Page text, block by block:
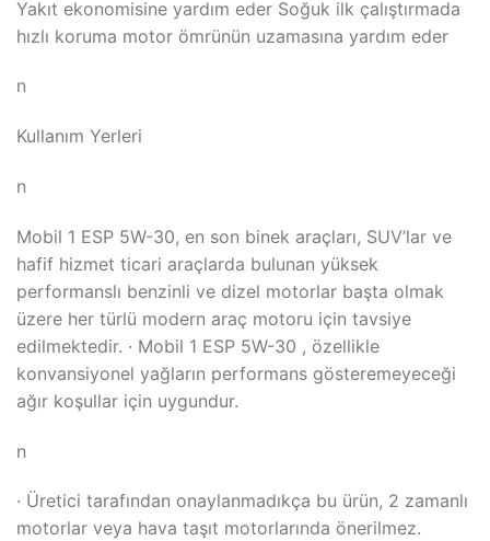
Yakıt ekonomisine yardım eder Soğuk ilk çalıştırmada
hızlı koruma motor ömrünün uzamasına yardım eder
n
Kullanım Yerleri
n
Mobil 1 ESP 5W-30, en son binek araçları, SUV’lar ve
hafif hizmet ticari araçlarda bulunan yüksek
performanslı benzinli ve dizel motorlar başta olmak
üzere her türlü modern araç motoru için tavsiye
edilmektedir. · Mobil 1 ESP 5W-30 , özellikle
konvansiyonel yağların performans gösteremeyeceği
ağır koşullar için uygundur.
n
· Üretici tarafından onaylanmadıkça bu ürün, 2 zamanlı
motorlar veya hava taşıt motorlarında önerilmez.